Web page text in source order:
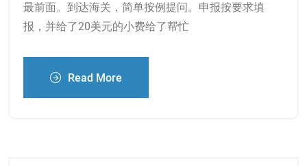
最前面。到达海关，简单按例提问。申报按要求填
报，并给了20美元的小费给了帮忙
Read More